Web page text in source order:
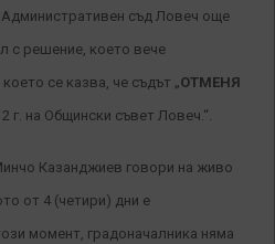
Административен съд Ловеч още
с решение, което вече
се казва, че съдът „ОТМЕНЯ
г. на Общински съвет Ловеч.“.
Казанджиев говори на живо
от 4 (четири) дни е
момент, градоначалника няма